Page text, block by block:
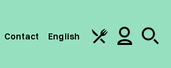
Contact English